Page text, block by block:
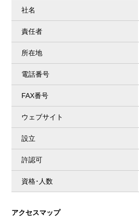
社名
責任者
所在地
電話番号
FAX番号
ウェブサイト
設立
許認可
資格･人数
アクセスマップ